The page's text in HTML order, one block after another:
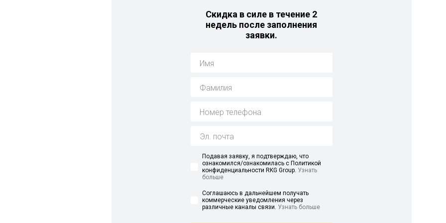
Скидка в силе в течение 2
недель после заполнения
заявки.
Подавая заявку, я подтверждаю, что
ознакомился/ознакомилась с Политикой
конфиденциальности RKG Group. Узнать
больше
Соглашаюсь в дальнейшем получать
коммерческие уведомления через
различные каналы связи. Узнать больше